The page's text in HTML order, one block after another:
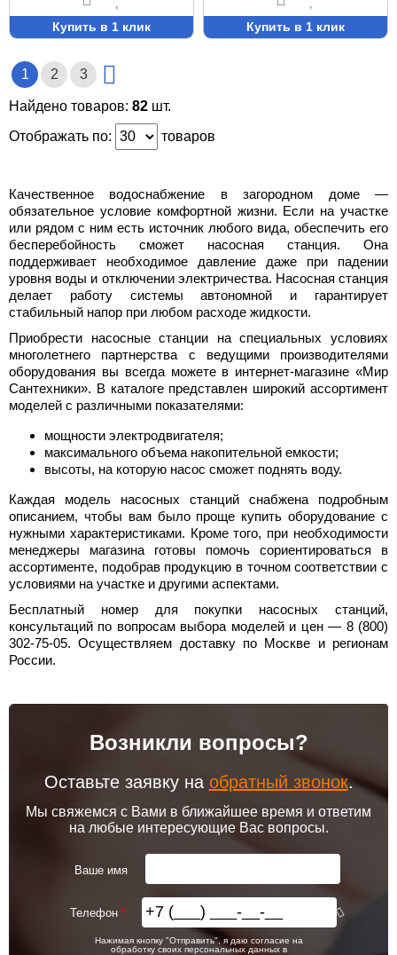
Купить в 1 клик Купить в 1 клик
1 2 3
Найдено товаров: 82 шт.
Отображать по:
товаров
Качественное водоснабжение в загородном доме —
обязательное условие комфортной жизни. Если на участке
или рядом с ним есть источник любого вида, обеспечить его
бесперебойность сможет насосная станция. Она
поддерживает необходимое давление даже при падении
уровня воды и отключении электричества. Насосная станция
делает работу системы автономной и гарантирует
стабильный напор при любом расходе жидкости.
Приобрести насосные станции на специальных условиях
многолетнего партнерства с ведущими производителями
оборудования вы всегда можете в интернет-магазине «Мир
Сантехники». В каталоге представлен широкий ассортимент
моделей с различными показателями:
мощности электродвигателя;
максимального объема накопительной емкости;
высоты, на которую насос сможет поднять воду.
Каждая модель насосных станций снабжена подробным
описанием, чтобы вам было проще купить оборудование с
нужными характеристиками. Кроме того, при необходимости
менеджеры магазина готовы помочь сориентироваться в
ассортименте, подобрав продукцию в точном соответствии с
условиями на участке и другими аспектами.
Бесплатный номер для покупки насосных станций,
консультаций по вопросам выбора моделей и цен — 8 (800)
302-75-05. Осуществляем доставку по Москве и регионам
России.
Возникли вопросы?
Оставьте заявку на обратный звонок.
Мы свяжемся с Вами в ближайшее время и ответим
на любые интересующие Вас вопросы.
Ваше имя
Телефон
Нажимая кнопку "Отправить", я даю согласие на
обработку своих персональных данных в